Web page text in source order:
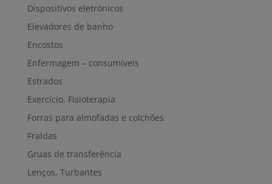
Dispositivos eletrónicos
Elevadores de banho
Encostos
Enfermagem – consumíveis
Estrados
Exercício, Fisioterapia
Forras para almofadas e colchões
Fraldas
Gruas de transferência
Lenços, Turbantes